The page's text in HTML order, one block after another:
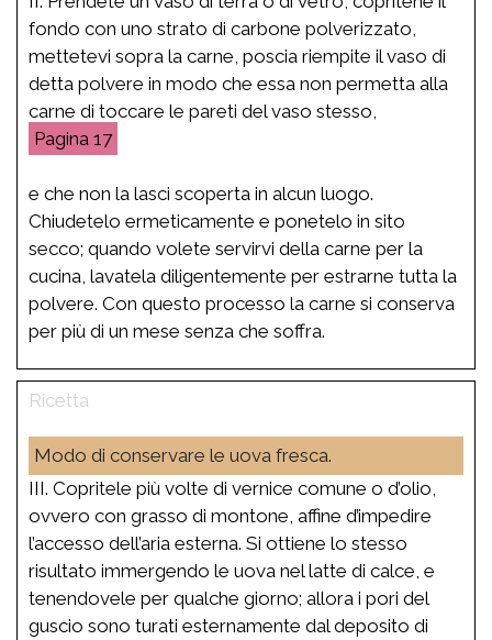
fondo con uno strato di carbone polverizzato,
mettetevi sopra la carne, poscia riempite il vaso di
detta polvere in modo che essa non permetta alla
carne di toccare le pareti del vaso stesso,
17
e che non la lasci scoperta in alcun luogo.
Chiudetelo ermeticamente e ponetelo in sito
secco; quando volete servirvi della carne per la
cucina, lavatela diligentemente per estrarne tutta la
polvere. Con questo processo la carne si conserva
per più di un mese senza che soffra.
Modo di conservare le uova fresca.
III. Copritele più volte di vernice comune o d’olio,
ovvero con grasso di montone, affine d’impedire
l’accesso dell’aria esterna. Si ottiene lo stesso
risultato immergendo le uova nel latte di calce, e
tenendovele per qualche giorno; allora i pori del
guscio sono turati esternamente dal deposito di